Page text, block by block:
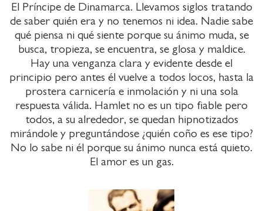
El Príncipe de Dinamarca. Llevamos siglos tratando
de saber quién era y no tenemos ni idea. Nadie sabe
qué piensa ni qué siente porque su ánimo muda, se
busca, tropieza, se encuentra, se glosa y maldice.
Hay una venganza clara y evidente desde el
principio pero antes él vuelve a todos locos, hasta la
prostera carnicería e inmolación y ni una sola
respuesta válida. Hamlet no es un tipo fiable pero
todos, a su alrededor, se quedan hipnotizados
mirándole y preguntándose ¿quién coño es ese tipo?
No lo sabe ni él porque su ánimo nunca está quieto.
El amor es un gas.